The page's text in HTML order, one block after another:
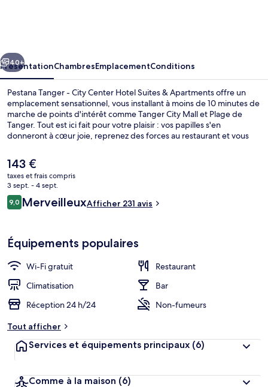
Center
Hotel
Suites
&
Apartments
Suivant
40+
PrésentationChambresEmplacementConditions
Pestana Tanger - City Center Hotel Suites & Apartments offre un
emplacement sensationnel, vous installant à moins de 10 minutes de
marche de points d'intérêt comme Tanger City Mall et Plage de
Tanger. Tout est ici fait pour votre plaisir : vos papilles s'en
donneront à cœur joie, reprenez des forces au restaurant et vous
depuis cet hôtel, il ne vous faudra pas longtemps pour vous rendre
à Port de Tanger.
Le
prix
actuel
est
de
143 €
taxes et frais compris
3 sept. - 4 sept.
Avis
voyageurs
9,09,0 sur 10
MerveilleuxAfficher 231 avis
Équipements populaires
Wi-Fi gratuit
Restaurant
Climatisation
Bar
Réception 24 h/24
Non-fumeurs
Tout afficher
Services et équipements principaux (6)
Comme à la maison (6)